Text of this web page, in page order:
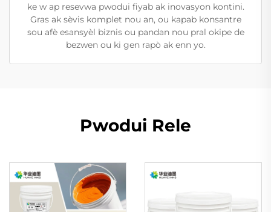
ke w ap resevwa pwodui fiyab ak inovasyon kontini.
Gras ak sèvis komplet nou an, ou kapab konsantre
sou afè esansyèl biznis ou pandan nou pral okipe de
bezwen ou ki gen rapò ak enn yo.
Pwodui Rele